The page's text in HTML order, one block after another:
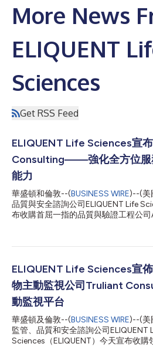
More News
ELIQUENT
Sciences
Get RSS Feed
ELIQUENT Life Sciences宣
Consulting——強化全方位服
能力
華盛頓和倫敦--(BUSINESS WIRE)--(美
品質與安全諮詢公司ELIQUENT Life
布收購首屈一指的品質與驗證工程公
表示：「Azzur Consulting在生命科學
務贏得了聲譽。他們的加入強化了
能夠憑藉相關工具、專業知識和營運能
讓客戶能夠快速且自信地推進業務。」
獲得了更深入的技術交付能力，能夠為
產品開發生命週期的支援。Azzur
驗證和工程專業人員組成的網路帶來了
ELIQUENT在GxP法規遵循、設備和製
統驗證等方面的...
ELIQUENT Life Sciences宣
物主動監視公司Truliant
動監視平台
華盛頓及倫敦--(BUSINESS WIRE)--(美
監管、品質和安全諮詢公司ELIQUENT
Sciences（ELIQUENT）今天宣布收購